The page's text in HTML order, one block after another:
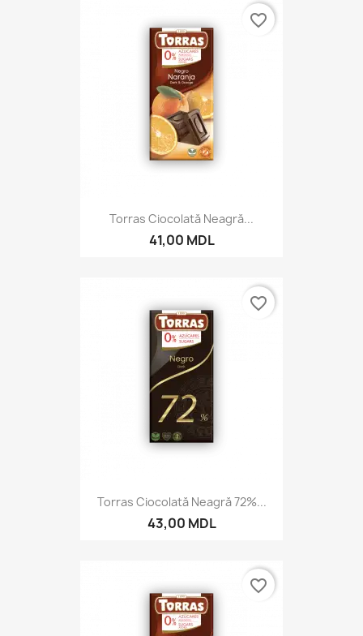
Torras Ciocolată Neagră...
41,00 MDL
favorite_border
Torras Ciocolată Neagră 72%...
43,00 MDL
favorite_border
favorite_border